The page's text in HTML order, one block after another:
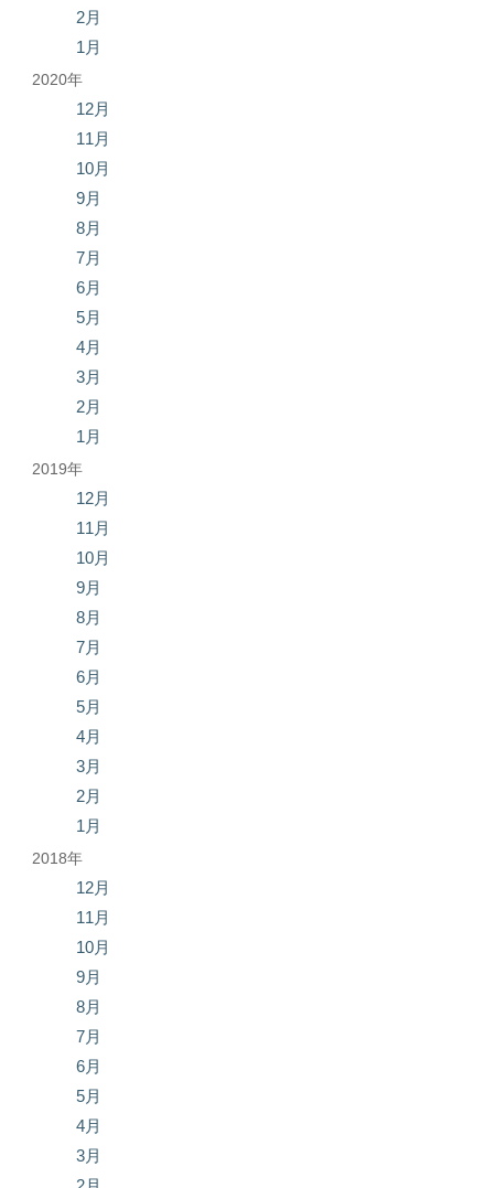
2月
1月
2020年
12月
11月
10月
9月
8月
7月
6月
5月
4月
3月
2月
1月
2019年
12月
11月
10月
9月
8月
7月
6月
5月
4月
3月
2月
1月
2018年
12月
11月
10月
9月
8月
7月
6月
5月
4月
3月